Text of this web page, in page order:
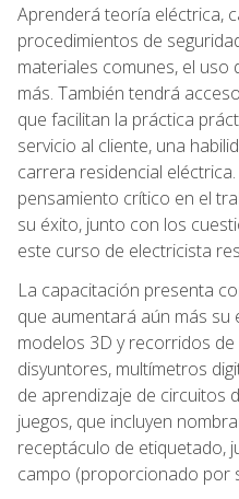
Aprenderá teoría eléctrica,
procedimientos de
materiales comunes, el
más. También tendrá
que facilitan la práctica
servicio al cliente, una
carrera residencial
pensamiento crítico en el
su éxito, junto con los
este curso de electricista
La capacitación presenta
que aumentará aún más
modelos 3D y recorridos
disyuntores, multímetros
de aprendizaje de circuitos
juegos, que incluyen
receptáculo de etiquetado,
campo (proporcionado por